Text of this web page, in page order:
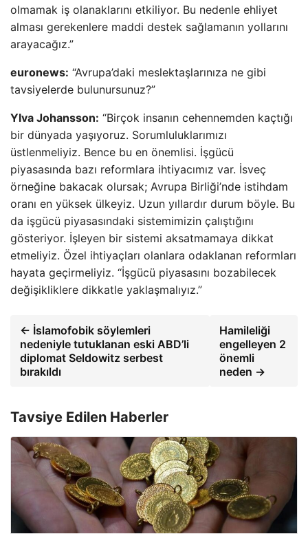
olmamak iş olanaklarını etkiliyor. Bu nedenle ehliyet
alması gerekenlere maddi destek sağlamanın yollarını
arayacağız.”
euronews: “Avrupa’daki meslektaşlarınıza ne gibi
tavsiyelerde bulunursunuz?”
Ylva Johansson: “Birçok insanın cehennemden kaçtığı
bir dünyada yaşıyoruz. Sorumluluklarımızı
üstlenmeliyiz. Bence bu en önemlisi. İşgücü
piyasasında bazı reformlara ihtiyacımız var. İsveç
örneğine bakacak olursak; Avrupa Birliği’nde istihdam
oranı en yüksek ülkeyiz. Uzun yıllardır durum böyle. Bu
da işgücü piyasasındaki sistemimizin çalıştığını
gösteriyor. İşleyen bir sistemi aksatmamaya dikkat
etmeliyiz. Özel ihtiyaçları olanlara odaklanan reformları
hayata geçirmeliyiz. “İşgücü piyasasını bozabilecek
değişikliklere dikkatle yaklaşmalıyız.”
← İslamofobik söylemleri
nedeniyle tutuklanan eski ABD’li
diplomat Seldowitz serbest
bırakıldı
Hamileliği
engelleyen 2
önemli
neden →
Tavsiye Edilen Haberler